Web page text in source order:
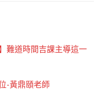
難道時間吉課主導這一
-黃鼎頤老師